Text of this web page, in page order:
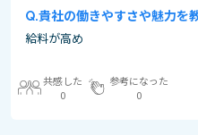
貴社の働きやすさや魅力を
給料が高め
共感した
0
参考になった
0